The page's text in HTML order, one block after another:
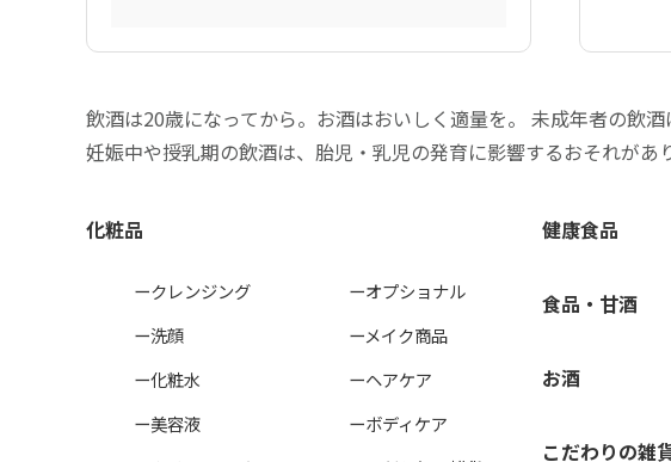
飲酒は20歳になってから。お酒はおいしく適量を。 未成年者の飲
妊娠中や授乳期の飲酒は、胎児・乳児の発育に影響するおそれがあ
化粧品
ークレンジング
ー洗顔
ー化粧水
ー美容液
ーオプショナル
ーメイク商品
ーヘアケア
ーボディケア
健康食品
食品・甘酒
お酒
こだわりの雑